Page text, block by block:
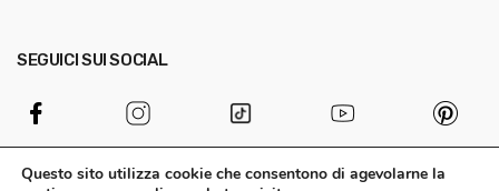
SEGUICI SUI SOCIAL
Questo sito utilizza cookie che consentono di agevolarne la